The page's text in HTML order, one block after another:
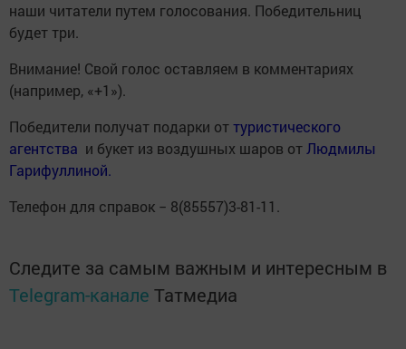
наши читатели путем голосования. Победительниц
будет три.
Внимание! Свой голос оставляем в комментариях
(например, «+1»).
Победители получат подарки оттуристического
агентства и букет из воздушных шаров от Людмилы
Гарифуллиной.
Телефон для справок − 8(85557)3-81-11.
Следите за самым важным и интересным в
Telegram-канале Татмедиа